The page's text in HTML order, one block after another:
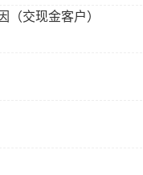
（交现金客户）